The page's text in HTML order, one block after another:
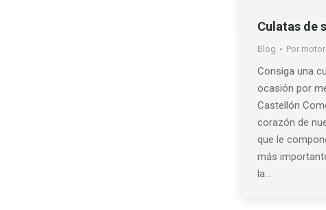
Culatas de
Blog Por
Consiga una
ocasión por
Castellón
corazón de
que le
más
la…